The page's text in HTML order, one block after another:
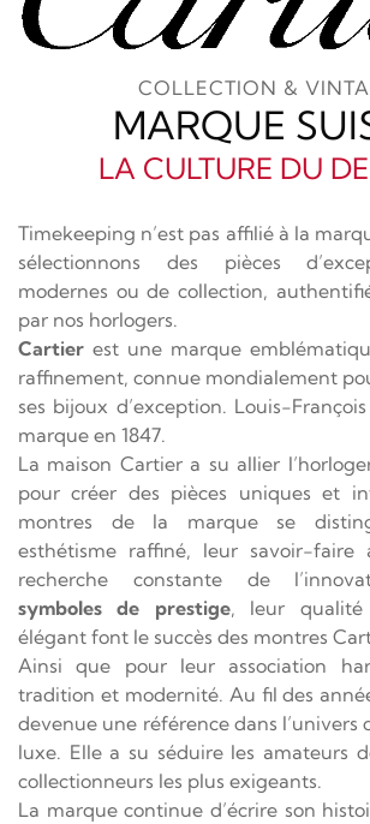
COLLECTION &
MARQUE
LA CULTURE DU
Timekeeping n’est pas affilié à la
sélectionnons des pièces
modernes ou de collection,
par nos horlogers.
Cartier est une marque
raffinement, connue mondialement
ses bijoux d’exception. Louis-
marque en 1847.
La maison Cartier a su allier
pour créer des pièces uniques et
montres de la marque se
esthétisme raffiné, leur savoir-faire
recherche constante de
symboles de prestige, leur
élégant font le succès des montres
Ainsi que pour leur association
tradition et modernité. Au fil des
devenue une référence dans l’univers
luxe. Elle a su séduire les amateurs
collectionneurs les plus exigeants.
La marque continue d’écrire son